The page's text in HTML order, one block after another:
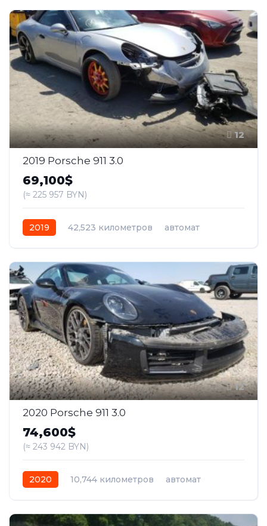
12
2019 Porsche 911 3.0
69,100$
(≈ 225 957 BYN)
2019 42,523 километров
автомат
12
2020 Porsche 911 3.0
74,600$
(≈ 243 942 BYN)
2020 10,744 километров
автомат